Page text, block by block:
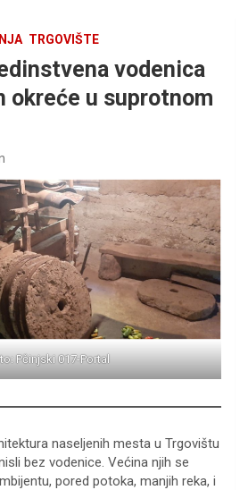
TRGOVIŠTE
vodenica
okreće u suprotnom
Pčinjski 017-Portal
naseljenih mesta u Trgovištu
bez vodenice. Većina njih se
pored potoka, manjih reka, i